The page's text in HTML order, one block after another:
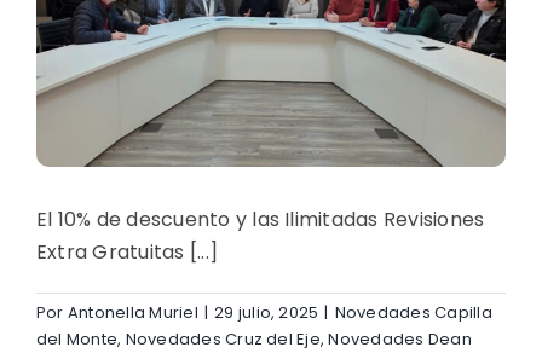
El 10% de descuento y las Ilimitadas Revisiones
Extra Gratuitas [...]
Por Antonella Muriel | 29 julio, 2025 | Novedades Capilla
del Monte, Novedades Cruz del Eje,Novedades Dean